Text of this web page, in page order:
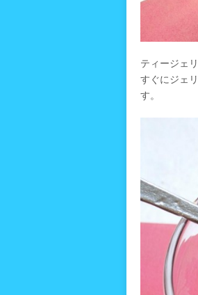
ティージェ
すぐにジェ
す。